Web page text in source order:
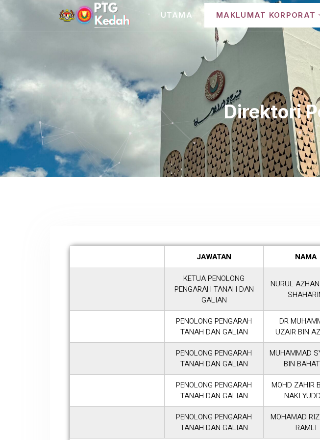
UTAMA MAKLUMAT KORPORAT
Direktori
JAWATAN NAMA
KETUA PENOLONG
PENGARAH TANAH DAN
GALIAN
NURUL
PENOLONG PENGARAH
TANAH DAN GALIAN
DR
UZAIR BIN
PENOLONG PENGARAH
TANAH DAN GALIAN
MUHAMMAD
BIN
PENOLONG PENGARAH
TANAH DAN GALIAN
MOHD ZAHIR
NAKI
PENOLONG PENGARAH
TANAH DAN GALIAN
MOHAMAD
RAMLI